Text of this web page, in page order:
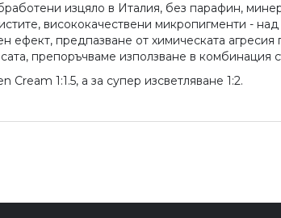
изцяло в Италия, без парафин,
висококачествени микропигменти -
ефект, предпазване от химическата
препоръчваме използване в комбинация
1:1.5, а за супер изсветляване 1:2.